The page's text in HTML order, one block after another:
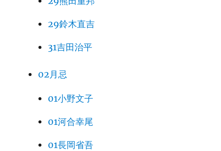
29鈴木直吉
31吉田治平
02月忌
01小野文子
01河合幸尾
01長岡省吾